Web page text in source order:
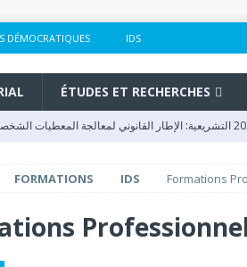
DÉMOCRATIQUES IDS
ÉTUDES ET RECHERCHES
: Le CERSS et le FCDM lancent des
FORMATIONS IDS Formations